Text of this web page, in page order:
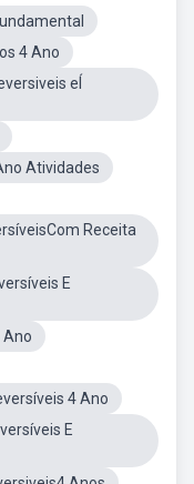
4 Ano
eÍ
Atividades
Receita
E
Ano
4 Ano
E